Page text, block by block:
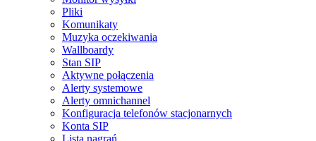
Pliki
Komunikaty
Muzyka oczekiwania
Wallboardy
Stan SIP
Aktywne połączenia
Alerty systemowe
Alerty omnichannel
Konfiguracja telefonów stacjonarnych
Konta SIP
Lista nagrań